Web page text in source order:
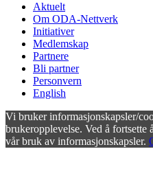
Aktuelt
Om ODA-Nettverk
Initiativer
Medlemskap
Partnere
Bli partner
Personvern
English
Vi bruker informasjonskapsler/
brukeropplevelse. Ved å fortsette
vår bruk av informasjonskapsler.